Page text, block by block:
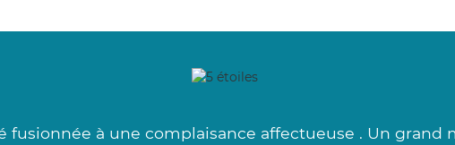
fusionnée à une complaisance affectueuse . Un grand